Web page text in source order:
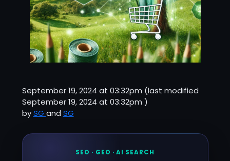
September 19, 2024 at 03:32pm (last modified
September 19, 2024 at 03:32pm )
bySG and SG
SEO · GEO · AI SEARCH